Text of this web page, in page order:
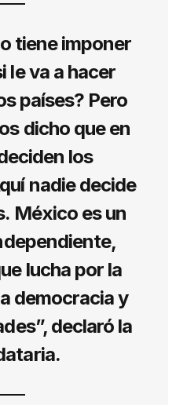
tiene imponer
le va a hacer
países? Pero
dicho que en
los
nadie decide
México es un
lucha por la
democracia y
declaró la